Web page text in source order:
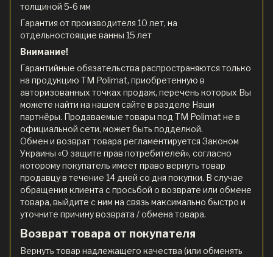
толщиной 5-6 мм
Гарантия от производителя 10 лет, на
отдельностоящие ванны 15 лет
Внимание!
Гарантийные обязательства распространяются только
на продукцию ТМ Polimat, приобретенную в
авторизованных точках продаж, перечень которых Вы
можете найти на нашем сайте в разделе Наши
партнёры. Продаваемые товары под ТМ Polimat не в
официальной сети, может быть подделкой.
Обмен и возврат товара регламентируется Законом
Украины «О защите прав потребителей», согласно
которому покупатель имеет право вернуть товар
продавцу в течение 14 дней со дня покупки. В случае
обращения клиента с просьбой о возврате или обмене
товара, выйдите с ним на связь максимально быстро и
уточните причину возврата / обмена товара.
Возврат товара от покупателя
Вернуть товар надлежащего качества (или обменять